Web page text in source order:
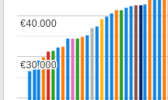
€30.000
€30.000
€40.000
€40.000